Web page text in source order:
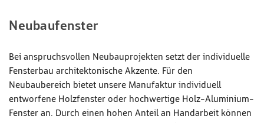
Neubaufenster
Bei anspruchsvollen Neubauprojekten setzt der individuelle
Fensterbau architektonische Akzente. Für den
Neubaubereich bietet unsere Manufaktur individuell
entworfene Holzfenster oder hochwertige Holz-Aluminium-
Fenster an. Durch einen hohen Anteil an Handarbeit können